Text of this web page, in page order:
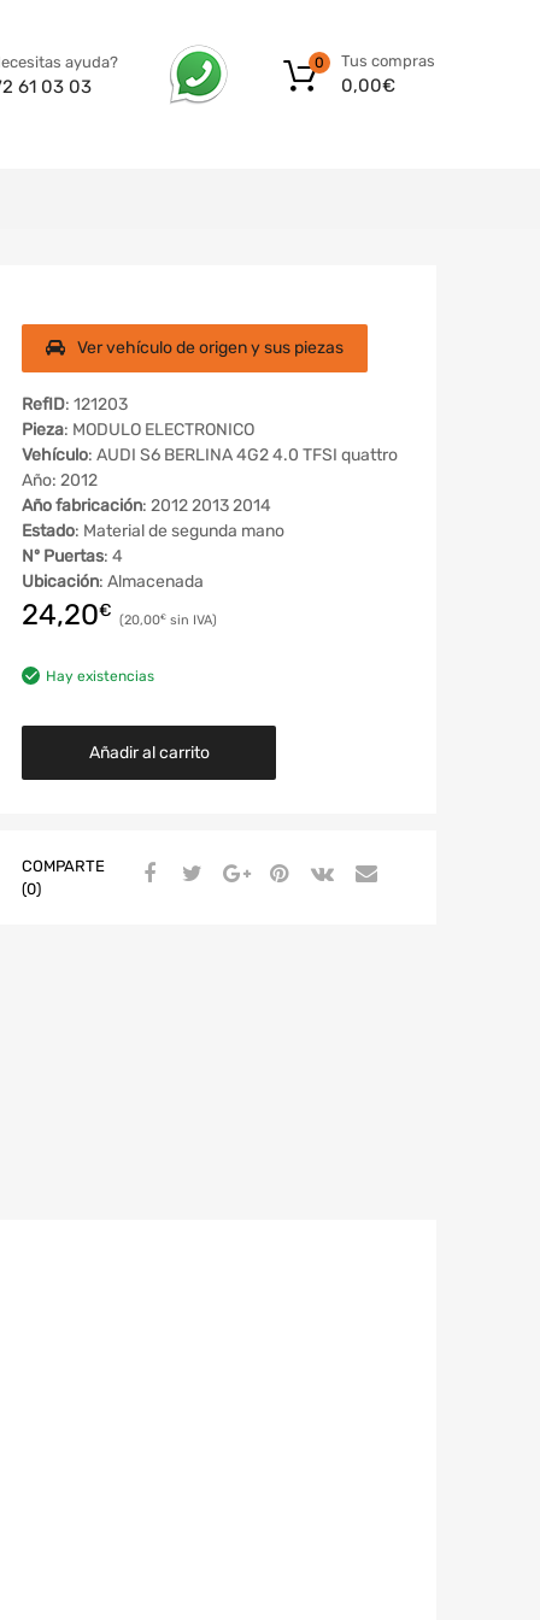
ayuda?
61 03 03
Tus compras
0,00€
0
Ver vehículo de origen y sus piezas
RefID: 121203
Pieza: MODULO ELECTRONICO
Vehículo: AUDI S6 BERLINA 4G2 4.0 TFSI quattro
Año: 2012
Año fabricación: 2012 2013 2014
Estado: Material de segunda mano
Nº Puertas: 4
Ubicación: Almacenada
24,20€ 20,00€
Hay existencias
Añadir al carrito
COMPARTE
(0)